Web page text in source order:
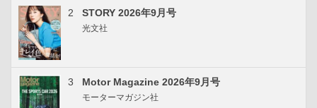
2 STORY 2026年9月号
光文社
3 Motor Magazine 2026年9月号
モーターマガジン社